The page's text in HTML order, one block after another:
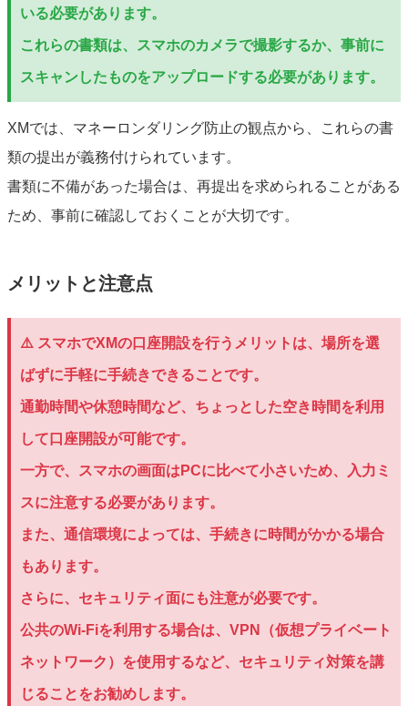
いる必要があります。
これらの書類は、スマホのカメラで撮影するか、事前に
スキャンしたものをアップロードする必要があります。
XMでは、マネーロンダリング防止の観点から、これらの書
類の提出が義務付けられています。
書類に不備があった場合は、再提出を求められることがある
ため、事前に確認しておくことが大切です。
メリットと注意点
⚠️ スマホでXMの口座開設を行うメリットは、場所を選
ばずに手軽に手続きできることです。
通勤時間や休憩時間など、ちょっとした空き時間を利用
して口座開設が可能です。
一方で、スマホの画面はPCに比べて小さいため、入力ミ
スに注意する必要があります。
また、通信環境によっては、手続きに時間がかかる場合
もあります。
さらに、セキュリティ面にも注意が必要です。
公共のWi-Fiを利用する場合は、VPN（仮想プライベート
ネットワーク）を使用するなど、セキュリティ対策を講
じることをお勧めします。